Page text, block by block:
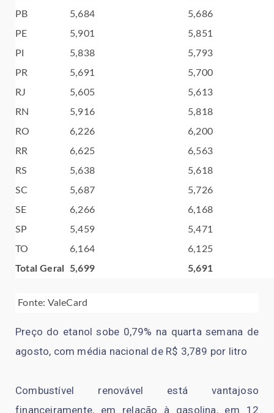
PB
5,684
5,686
PE
5,901
5,851
PI
5,838
5,793
PR
5,691
5,700
RJ
5,605
5,613
RN
5,916
5,818
RO
6,226
6,200
RR
6,625
6,563
RS
5,638
5,618
SC
5,687
5,726
SE
6,266
6,168
SP
5,459
5,471
TO
6,164
6,125
Total Geral
5,699 5,691
Fonte: ValeCard
Preço do etanol sobe 0,79% na quarta semana de
agosto, com média nacional de R$ 3,789 por litro
Combustível renovável está vantajoso
financeiramente, em relação à gasolina, em 12